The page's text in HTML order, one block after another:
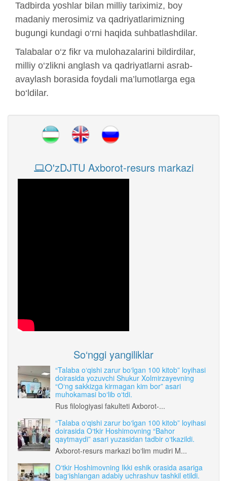
Tadbirda yoshlar bilan milliy tariximiz, boy
madaniy merosimiz va qadriyatlarimizning
bugungi kundagi o‘rni haqida suhbatlashdilar.
Talabalar o‘z fikr va mulohazalarini bildirdilar,
milliy o‘zlikni anglash va qadriyatlarni asrab-
avaylash borasida foydali ma’lumotlarga ega
bo‘ldilar.
O'zDJTU Axborot-resurs markazi
So‘nggi yangiliklar
“Talaba o‘qishi zarur bo‘lgan 100 kitob” loyihasi
doirasida yozuvchi Shukur Xolmirzayevning
“O‘ng sakkizga kirmagan kim bor” asari
muhokamasi bo‘lib o‘tdi.
Rus filologiyasi fakulteti Axborot-...
“Talaba o‘qishi zarur bo‘lgan 100 kitob” loyihasi
doirasida O‘tkir Hoshimovning “Bahor
qaytmaydi” asari yuzasidan tadbir o‘tkazildi.
Axborot-resurs markazi bo‘lim mudiri M...
O‘tkir Hoshimovning Ikki eshik orasida asariga
bag‘ishlangan adabiy uchrashuv tashkil etildi.